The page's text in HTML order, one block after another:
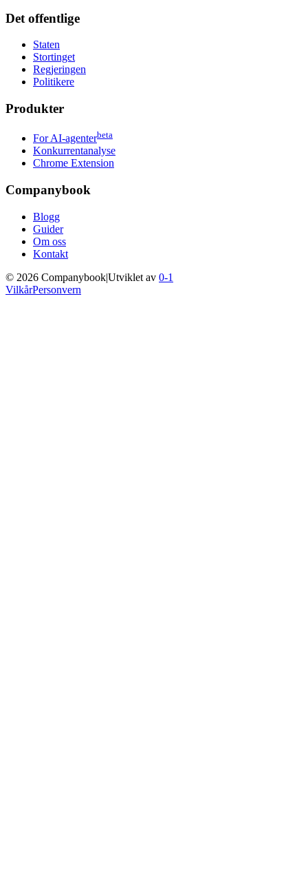
Det offentlige
Staten
Stortinget
Regjeringen
Politikere
Produkter
For AI-agenterbeta
Konkurrentanalyse
Chrome Extension
Companybook
Blogg
Guider
Om oss
Kontakt
© 2026 Companybook|Utviklet av 0-1
VilkårPersonvern